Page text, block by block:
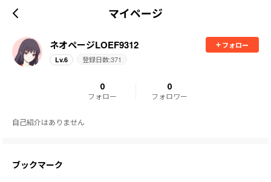
マイページ
ネオページLOEF9312
フォロー
Lv.6 登録日数:371
0
フォロー
0
フォロワー
自己紹介はありません
ブックマーク